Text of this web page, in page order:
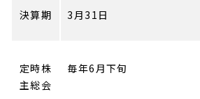
決算期 3月31日
定時株
主総会
毎年6月下旬